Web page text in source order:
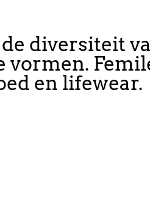
diversiteit
vormen.
en lifewear.